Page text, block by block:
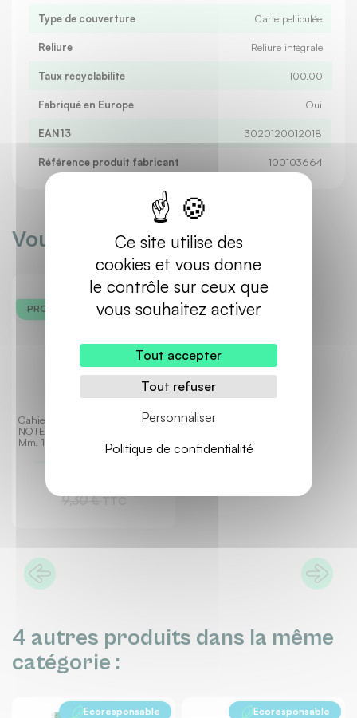
Ce site utilise des
cookies et vous donne
le contrôle sur ceux que
vous souhaitez activer
Tout accepter
Tout refuser
Personnaliser
Politique de confidentialité
Type de couverture Carte pelliculée
Reliure Reliure intégrale
Taux recyclabilite 100.00
Fabriqué en Europe Oui
EAN13 3020120012018
Référence produit fabricant 100103664
Vous aimerez aussi
Cahier À Reliure Intégrale
NOTEBOOK Format A4+ Ligné 6
Mm, 160 Pages Perforées
Ecoresponsable
PROMO -15%
9,30 €TTC
4 autres produits dans la même
catégorie :
Ecoresponsable Ecoresponsable